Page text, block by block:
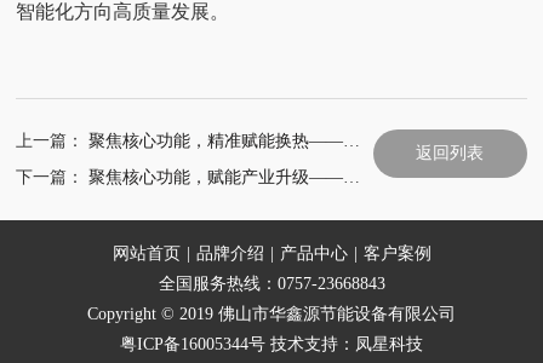
智能化方向高质量发展。
返回列表
上一篇：聚焦核心功能，精准赋能换热——同轴套管式换热器功能深度解析
下一篇：聚焦核心功能，赋能产业升级——盘管式换热器功能解析
网站首页 品牌介绍 产品中心
客户案例
全国服务热线：0757-23668843
Copyright © 2019 佛山市华鑫源节能设备有限公司
粤ICP备16005344号 技术支持： 凤星科技